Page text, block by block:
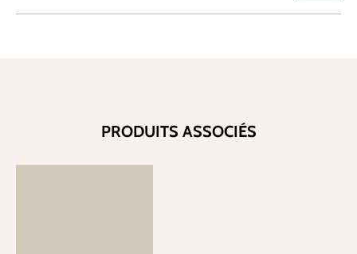
PRODUITS ASSOCIÉS